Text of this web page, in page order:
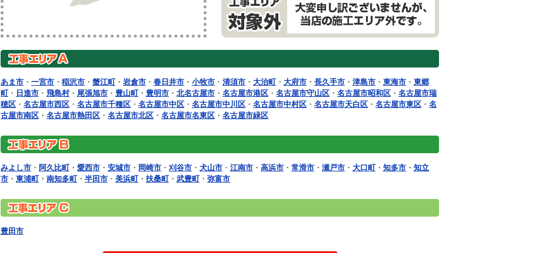
あま市 ・ 一宮市 ・ 稲沢市 ・ 蟹江町・ 岩倉市 ・ 春日井市 ・ 小牧市 ・ 清須市 ・ 大治町・ 大府市 ・ 長久手市 ・ 津島市 ・ 東海市 ・ 東郷
町・ 日進市 ・ 飛島村・ 尾張旭市 ・ 豊山町・ 豊明市 ・ 北名古屋市 ・ 名古屋市港区 ・ 名古屋市守山区 ・ 名古屋市昭和区 ・ 名古屋市瑞
穂区 ・ 名古屋市西区 ・ 名古屋市千種区 ・ 名古屋市中区 ・ 名古屋市中川区 ・ 名古屋市中村区 ・ 名古屋市天白区 ・ 名古屋市東区 ・ 名
古屋市南区 ・ 名古屋市熱田区 ・ 名古屋市北区 ・ 名古屋市名東区 ・ 名古屋市緑区
みよし市 ・ 阿久比町・ 愛西市 ・ 安城市 ・ 岡崎市 ・ 刈谷市 ・ 犬山市 ・ 江南市 ・ 高浜市 ・ 常滑市 ・ 瀬戸市 ・ 大口町・ 知多市 ・ 知立
市 ・ 東浦町・ 南知多町・ 半田市 ・ 美浜町・ 扶桑町・ 武豊町・ 弥富市
豊田市